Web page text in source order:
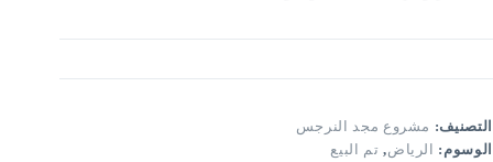
التصنيف: مشروع مجد النرجس
الوسوم:
الرياض, تم البيع